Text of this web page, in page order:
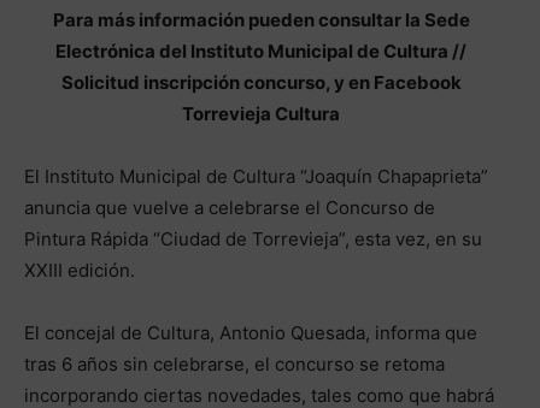
Para más información pueden consultar la Sede
Electrónica del Instituto Municipal de Cultura //
Solicitud inscripción concurso, y en Facebook
Torrevieja Cultura
El Instituto Municipal de Cultura “Joaquín Chapaprieta”
anuncia que vuelve a celebrarse el Concurso de
Pintura Rápida “Ciudad de Torrevieja”, esta vez, en su
XXIII edición.
El concejal de Cultura, Antonio Quesada, informa que
tras 6 años sin celebrarse, el concurso se retoma
incorporando ciertas novedades, tales como que habrá